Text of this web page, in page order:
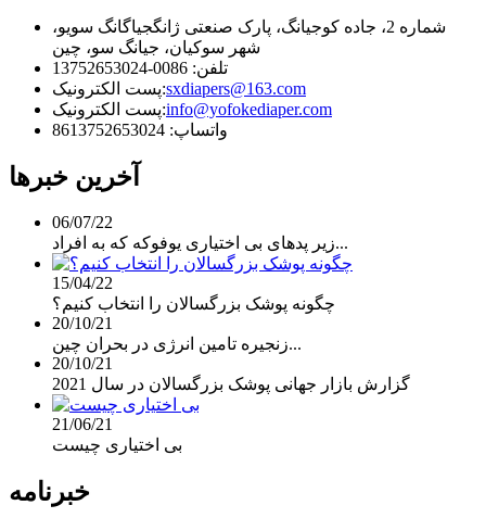
شماره 2، جاده کوجیانگ، پارک صنعتی ژانگجیاگانگ سویو،
شهر سوکیان، جیانگ سو، چین
تلفن: 0086-13752653024
پست الکترونیک:sxdiapers@163.com
پست الکترونیک:info@yofokediaper.com
واتساپ: 8613752653024
آخرین خبرها
06/07/22
زیر پدهای بی اختیاری یوفوکه که به افراد...
15/04/22
چگونه پوشک بزرگسالان را انتخاب کنیم؟
20/10/21
زنجیره تامین انرژی در بحران چین...
20/10/21
گزارش بازار جهانی پوشک بزرگسالان در سال 2021
21/06/21
بی اختیاری چیست
خبرنامه